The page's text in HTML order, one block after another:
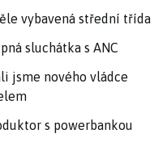
vybavená střední třída
sluchátka s ANC
jsme nového vládce
s powerbankou